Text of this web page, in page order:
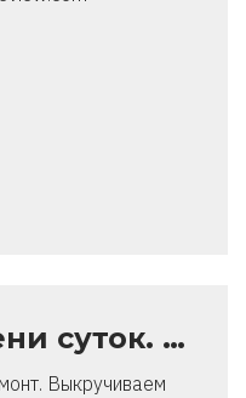
суток. …
Выкручиваем